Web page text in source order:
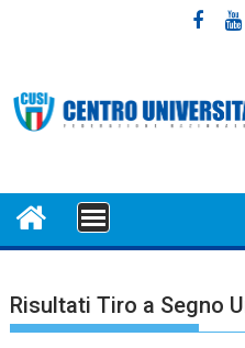
MENU
Risultati Tiro a Segno